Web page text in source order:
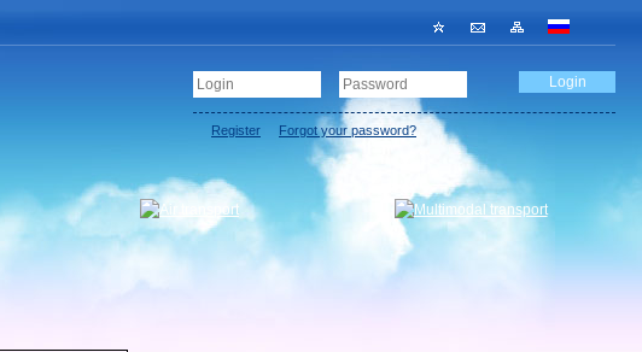
Register Forgot your password?